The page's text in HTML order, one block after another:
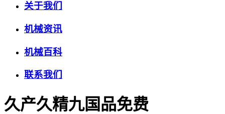
关于我们
机械资讯
机械百科
联系我们
久产久精九国品免费